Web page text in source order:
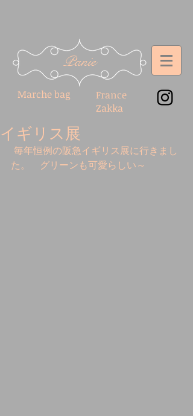
France
Zakka
Panie
Marche bag
イギリス展
た。　グリーンも可愛らしい～